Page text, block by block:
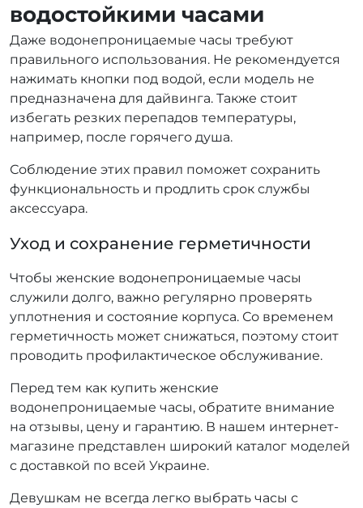
водостойкими часами
Даже водонепроницаемые часы требуют
правильного использования. Не рекомендуется
нажимать кнопки под водой, если модель не
предназначена для дайвинга. Также стоит
избегать резких перепадов температуры,
например, после горячего душа.
Соблюдение этих правил поможет сохранить
функциональность и продлить срок службы
аксессуара.
Уход и сохранение герметичности
Чтобы женские водонепроницаемые часы
служили долго, важно регулярно проверять
уплотнения и состояние корпуса. Со временем
герметичность может снижаться, поэтому стоит
проводить профилактическое обслуживание.
Перед тем как купить женские
водонепроницаемые часы, обратите внимание
на отзывы, цену и гарантию. В нашем интернет-
магазине представлен широкий каталог моделей
с доставкой по всей Украине.
Девушкам не всегда легко выбрать часы с